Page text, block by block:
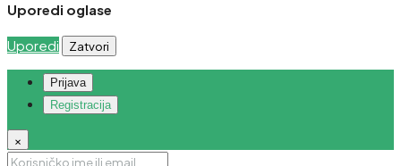
Uporedi oglase
Uporedi Zatvori
Prijava
Registracija
×